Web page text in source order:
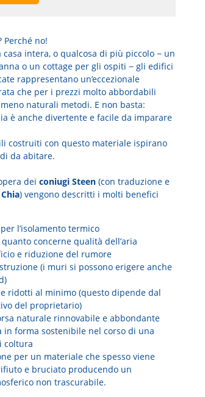
Perché no!
casa intera, o qualcosa di più piccolo − un
o un cottage per gli ospiti − gli edifici
rappresentano un’eccezionale
che per i prezzi molto abbordabili
naturali metodi. E non basta:
è anche divertente e facile da imparare
costruiti con questo materiale ispirano
da abitare.
dei coniugi Steen(con traduzione e
) vengono descritti i molti benefici
l’isolamento termico
concerne qualità dell’aria
e riduzione del rumore
(i muri si possono erigere anche
ridotti al minimo (questo dipende dal
del proprietario)
naturale rinnovabile e abbondante
in forma sostenibile nel corso di una
coltura
per un materiale che spesso viene
e bruciato producendo un
non trascurabile.